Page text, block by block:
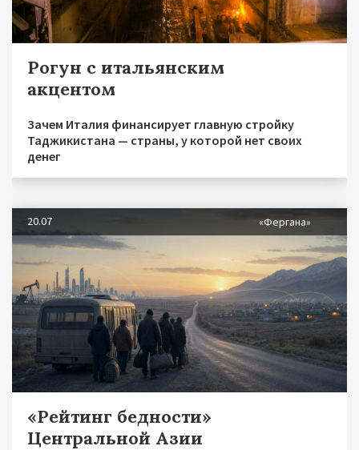
Рогун с итальянским
акцентом
Зачем Италия финансирует главную стройку
Таджикистана — страны, у которой нет своих
денег
20.07 «Фергана»
«Рейтинг бедности»
Центральной Азии